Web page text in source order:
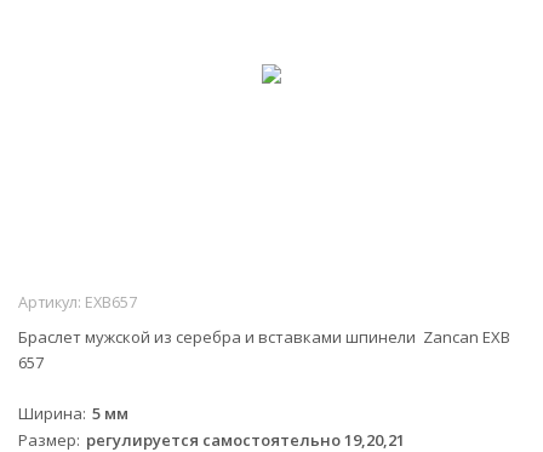
Артикул: EXB657
Браслет мужской из серебра и вставками шпинели Zancan EXB
657
Ширина 5 мм
Размер регулируется самостоятельно 19,20,21